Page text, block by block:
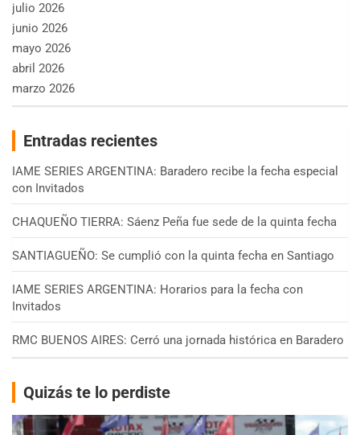
julio 2026
junio 2026
mayo 2026
abril 2026
marzo 2026
Entradas recientes
IAME SERIES ARGENTINA: Baradero recibe la fecha especial
con Invitados
CHAQUEÑO TIERRA: Sáenz Peña fue sede de la quinta fecha
SANTIAGUEÑO: Se cumplió con la quinta fecha en Santiago
IAME SERIES ARGENTINA: Horarios para la fecha con
Invitados
RMC BUENOS AIRES: Cerró una jornada histórica en Baradero
Quizás te lo perdiste